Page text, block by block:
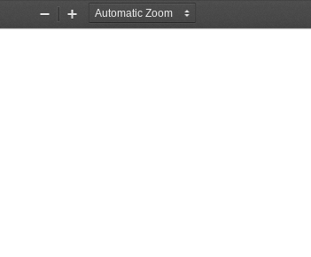
Zoom
Zoom